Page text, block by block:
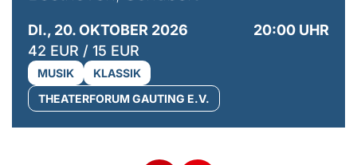
DI., 20. OKTOBER 2026
20:00 UHR
42 EUR / 15 EUR
MUSIK
KLASSIK
THEATERFORUM GAUTING E.V.